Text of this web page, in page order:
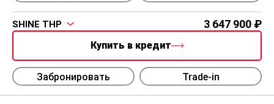
SHINE THP 3 647 900
Купить в кредит
Забронировать Trade-in